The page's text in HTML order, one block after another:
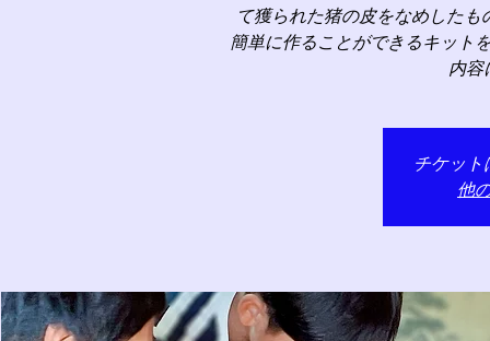
て獲られた猪の皮をなめした
簡単に作ることができるキット
内容
チケット
他